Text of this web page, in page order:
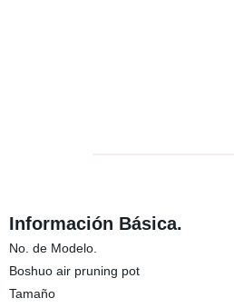
Información Básica.
No. de Modelo.
Boshuo air pruning pot
Tamaño